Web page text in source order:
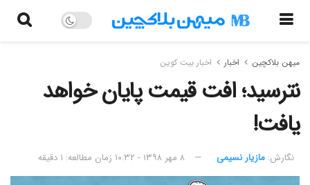
میهن بلاکچین اخبار اخبار بیت کوین
نترسید؛ افت قیمت پایان خواهد
یافت!
نگارش:‌ مازیار نسیمی ۸ مهر ۱۳۹۸ - ۱۰:۳۲ زمان مطالعه: ۱ دقیقه